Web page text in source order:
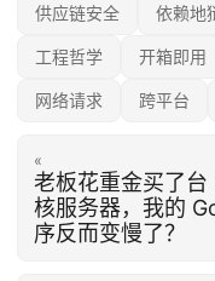
供应链安全 依赖地
工程哲学 开箱即用
网络请求 跨平台
«
老板花重金买了台
核服务器，我的
序反而变慢了？